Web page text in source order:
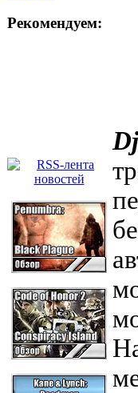
Рекомендуем: